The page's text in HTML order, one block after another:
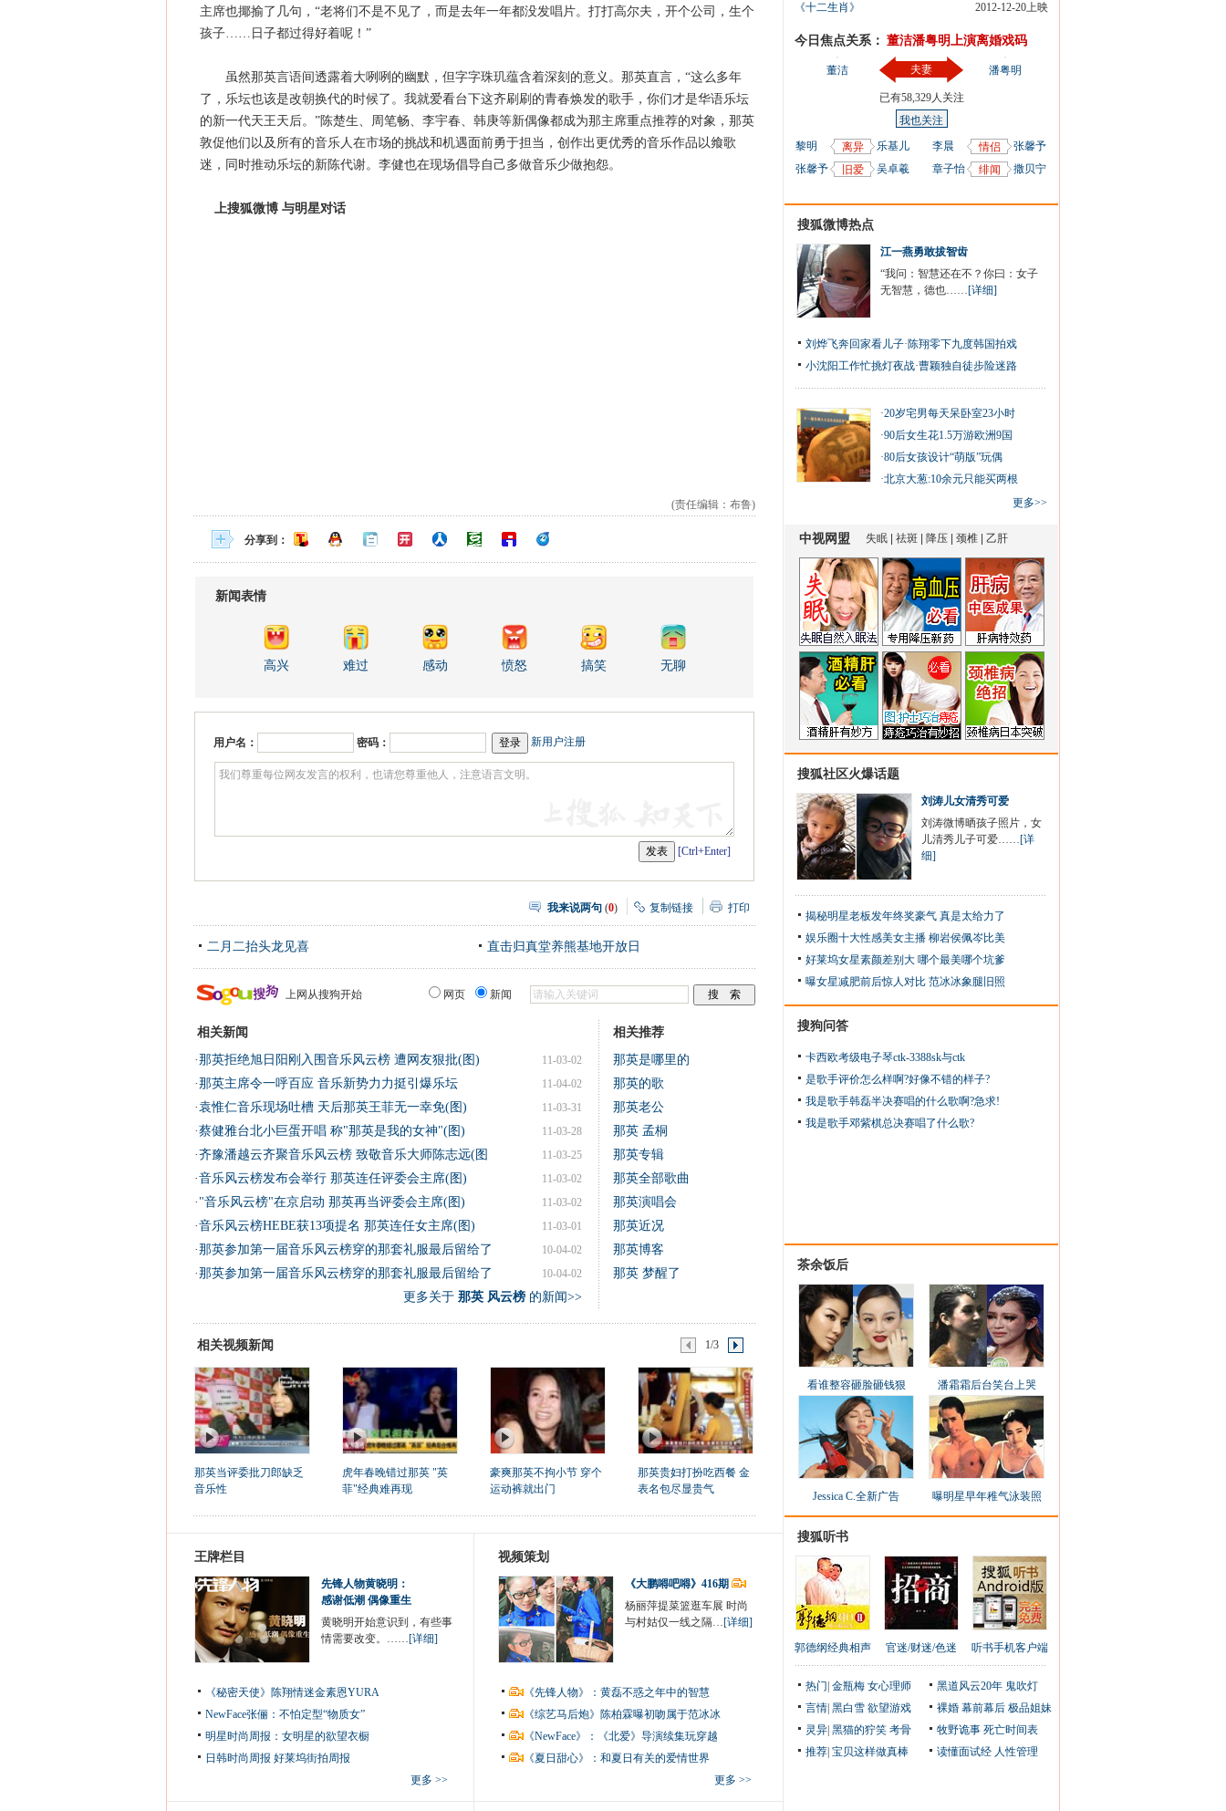
主席也揶揄了几句，“老将们不是不见了，而是去年一年都没发唱片。打打高尔夫，开个公司，生个
孩子……日子都过得好着呢！”
虽然那英言语间透露着大咧咧的幽默，但字字珠玑蕴含着深刻的意义。那英直言，“这么多年
了，乐坛也该是改朝换代的时候了。我就爱看台下这齐刷刷的青春焕发的歌手，你们才是华语乐坛
的新一代天王天后。”陈楚生、周笔畅、李宇春、韩庚等新偶像都成为那主席重点推荐的对象，那英
敦促他们以及所有的音乐人在市场的挑战和机遇面前勇于担当，创作出更优秀的音乐作品以飨歌
迷，同时推动乐坛的新陈代谢。李健也在现场倡导自己多做音乐少做抱怨。
上搜狐微博 与明星对话
(责任编辑：布鲁)
分享到：
新闻表情
高兴 难过 感动 愤怒 搞笑 无聊
用户名： 密码： 新用户注册
[Ctrl+Enter]
我来说两句 (0) 复制链接 打印
二月二抬头龙见喜 直击归真堂养熊基地开放日
上网从搜狗开始 网页 新闻
相关新闻
11-03-02
·那英拒绝旭日阳刚入围音乐风云榜 遭网友狠批(图)
11-04-02
·那英主席令一呼百应 音乐新势力力挺引爆乐坛
11-03-31
·袁惟仁音乐现场吐槽 天后那英王菲无一幸免(图)
11-03-28
·蔡健雅台北小巨蛋开唱 称"那英是我的女神"(图)
11-03-25
·齐豫潘越云齐聚音乐风云榜 致敬音乐大师陈志远(图
11-03-02
·音乐风云榜发布会举行 那英连任评委会主席(图)
11-03-02
· "音乐风云榜"在京启动 那英再当评委会主席(图)
11-03-01
·音乐风云榜HEBE获13项提名 那英连任女主席(图)
10-04-02
·那英参加第一届音乐风云榜穿的那套礼服最后留给了
10-04-02
·那英参加第一届音乐风云榜穿的那套礼服最后留给了
更多关于 那英 风云榜的新闻>>
相关推荐
那英是哪里的
那英的歌
那英老公
那英 孟桐
那英专辑
那英全部歌曲
那英演唱会
那英近况
那英博客
那英 梦醒了
相关视频新闻 1/3
那英当评委批刀郎缺乏
音乐性
虎年春晚错过那英 "英
菲"经典难再现
豪爽那英不拘小节 穿个
运动裤就出门
那英贵妇打扮吃西餐 金
表名包尽显贵气
王牌栏目
先锋人物黄晓明：
感谢低潮 偶像重生
黄晓明开始意识到，有些事
情需要改变。……[详细]
《秘密天使》陈翔情迷金素恩YURA
NewFace张俪：不怕定型“物质女”
明星时尚周报：女明星的欲望衣橱
日韩时尚周报 好莱坞街拍周报
更多 >>
视频策划
《大鹏嘚吧嘚》416期
杨丽萍提菜篮逛车展 时尚
与村姑仅一线之隔…[详细]
《先锋人物》：黄磊不惑之年中的智慧
《综艺马后炮》陈柏霖曝初吻属于范冰冰
《NewFace》：《北爱》导演续集玩穿越
《夏日甜心》：和夏日有关的爱情世界
更多 >>
《十二生肖》
2012-12-20上映
今日焦点关系： 董洁潘粤明上演离婚戏码
董洁 夫妻
已有58,329人关注
我也关注
潘粤明
黎明 离异
乐基儿
张馨予
旧爱 吴卓羲
李晨 情侣
张馨予
章子怡
绯闻 撒贝宁
搜狐微博热点
江一燕勇敢拔智齿
“我问：智慧还在不？你曰：女子
无智慧，德也……[详细]
刘烨飞奔回家看儿子·陈翔零下九度韩国拍戏
小沈阳工作忙挑灯夜战·曹颖独自徒步险迷路
·20岁宅男每天呆卧室23小时
·90后女生花1.5万游欧洲9国
·80后女孩设计“萌版”玩偶
·北京大葱:10余元只能买两根
更多>>
搜狐社区火爆话题
刘涛儿女清秀可爱
刘涛微博晒孩子照片，女
儿清秀儿子可爱……[详
细]
揭秘明星老板发年终奖豪气 真是太给力了
娱乐圈十大性感美女主播 柳岩侯佩岑比美
好莱坞女星素颜差别大 哪个最美哪个坑爹
曝女星减肥前后惊人对比 范冰冰象腿旧照
搜狗问答
卡西欧考级电子琴ctk-3388sk与ctk
是歌手评价怎么样啊?好像不错的样子?
我是歌手韩磊半决赛唱的什么歌啊?急求!
我是歌手邓紫棋总决赛唱了什么歌?
茶余饭后
看谁整容砸脸砸钱狠 潘霜霜后台笑台上哭
Jessica C.全新广告 曝明星早年稚气泳装照
搜狐听书
郭德纲经典相声 官迷/财迷/色迷 听书手机客户端
热门 金瓶梅 女心理师 黑道风云20年 鬼吹灯
言情 黑白雪 欲望游戏 裸婚 幕前幕后 极品姐妹
灵异 黑猫的狞笑 考骨 牧野诡事 死亡时间表
推荐 宝贝这样做真棒 读懂面试经 人性管理